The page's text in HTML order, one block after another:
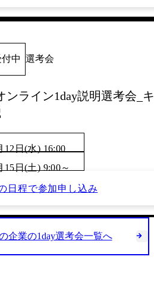
付中 選考会
ンライン1day説明選考会_キ
12日(水) 16:00
15日(土) 9:00～
日程で参加申し込み
企業の1day選考会一覧へ